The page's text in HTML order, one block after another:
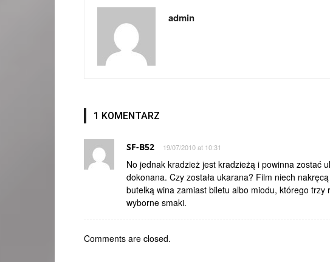
admin
1 KOMENTARZ
SF-B52 19/07/2010 at 10:31
No jednak kradzież jest kradzieżą i powinna zostać
dokonana. Czy została ukarana? Film niech
butelką wina zamiast biletu albo miodu, którego
wyborne smaki.
Comments are closed.